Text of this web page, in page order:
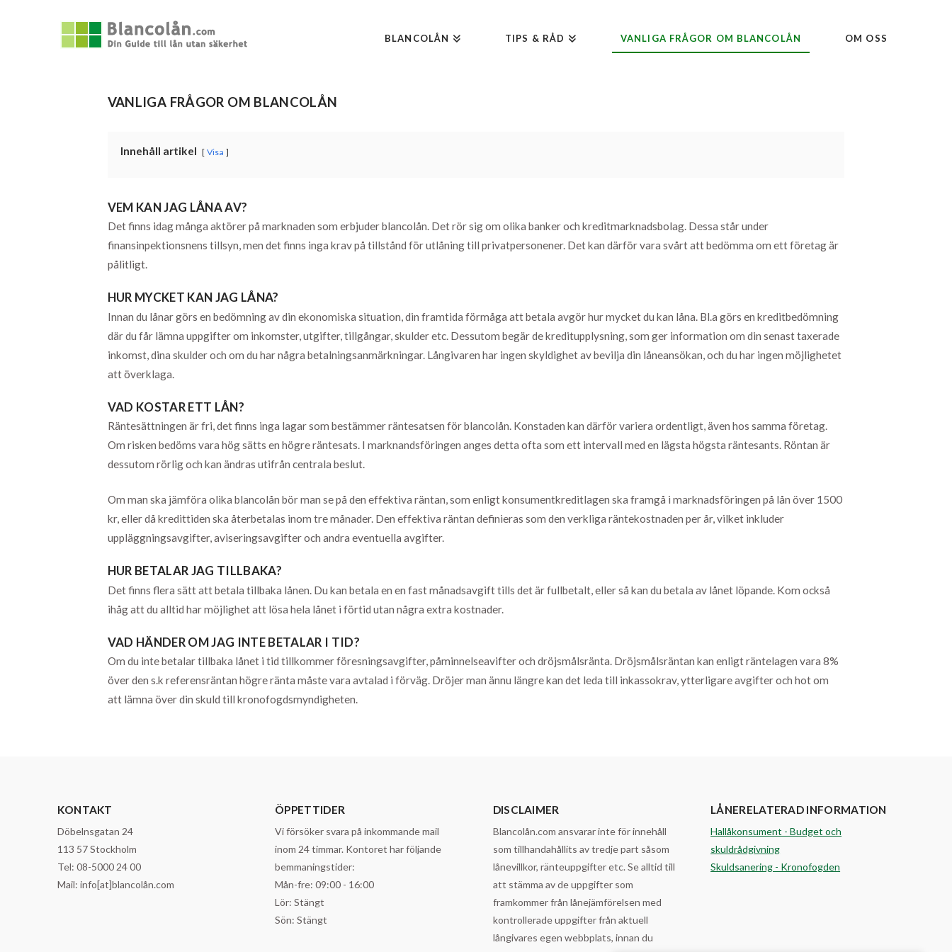
BLANCOLÅN TIPS & RÅD VANLIGA FRÅGOR OM BLANCOLÅN OM OSS
VANLIGA FRÅGOR OM BLANCOLÅN
Innehåll artikel Visa
VEM KAN JAG LÅNA AV?
Det finns idag många aktörer på marknaden som erbjuder blancolån. Det rör sig om olika banker och kreditmarknadsbolag. Dessa står under
finansinpektionsnens tillsyn, men det finns inga krav på tillstånd för utlåning till privatpersonener. Det kan därför vara svårt att bedömma om ett företag är
pålitligt.
HUR MYCKET KAN JAG LÅNA?
Innan du lånar görs en bedömning av din ekonomiska situation, din framtida förmåga att betala avgör hur mycket du kan låna. Bl.a görs en kreditbedömning
där du får lämna uppgifter om inkomster, utgifter, tillgångar, skulder etc. Dessutom begär de kreditupplysning, som ger information om din senast taxerade
inkomst, dina skulder och om du har några betalningsanmärkningar. Långivaren har ingen skyldighet av bevilja din låneansökan, och du har ingen möjlighetet
att överklaga.
VAD KOSTAR ETT LÅN?
Räntesättningen är fri, det finns inga lagar som bestämmer räntesatsen för blancolån. Konstaden kan därför variera ordentligt, även hos samma företag.
Om risken bedöms vara hög sätts en högre räntesats. I marknandsföringen anges detta ofta som ett intervall med en lägsta högsta räntesants. Röntan är
dessutom rörlig och kan ändras utifrån centrala beslut.
Om man ska jämföra olika blancolån bör man se på den effektiva räntan, som enligt konsumentkreditlagen ska framgå i marknadsföringen på lån över 1500
kr, eller då kredittiden ska återbetalas inom tre månader. Den effektiva räntan definieras som den verkliga räntekostnaden per år, vilket inkluder
uppläggningsavgifter, aviseringsavgifter och andra eventuella avgifter.
HUR BETALAR JAG TILLBAKA?
Det finns flera sätt att betala tillbaka lånen. Du kan betala en en fast månadsavgift tills det är fullbetalt, eller så kan du betala av lånet löpande. Kom också
ihåg att du alltid har möjlighet att lösa hela lånet i förtid utan några extra kostnader.
VAD HÄNDER OM JAG INTE BETALAR I TID?
Om du inte betalar tillbaka lånet i tid tillkommer föresningsavgifter, påminnelseavifter och dröjsmålsränta. Dröjsmålsräntan kan enligt räntelagen vara 8%
över den s.k referensräntan högre ränta måste vara avtalad i förväg. Dröjer man ännu längre kan det leda till inkassokrav, ytterligare avgifter och hot om
att lämna över din skuld till kronofogdsmyndigheten.
KONTAKT
Döbelnsgatan 24
113 57 Stockholm
Tel: 08-5000 24 00
Mail: info[at]blancolån.com
ÖPPETTIDER
Vi försöker svara på inkommande mail
inom 24 timmar. Kontoret har följande
bemmaningstider:
Mån-fre: 09:00 - 16:00
Lör: Stängt
Sön: Stängt
DISCLAIMER
Blancolån.com ansvarar inte för innehåll
som tillhandahållits av tredje part såsom
lånevillkor, ränteuppgifter etc. Se alltid till
att stämma av de uppgifter som
framkommer från lånejämförelsen med
kontrollerade uppgifter från aktuell
långivares egen webbplats, innan du
LÅNERELATERAD INFORMATION
Hallåkonsument - Budget och
skuldrådgivning
Skuldsanering - Kronofogden